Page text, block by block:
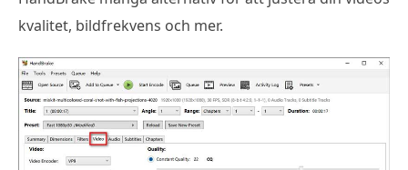
kvalitet, bildfrekvens och mer.